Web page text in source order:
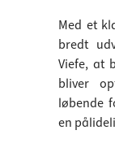
Med et
bredt
Viefe, at
bliver
løbende
en